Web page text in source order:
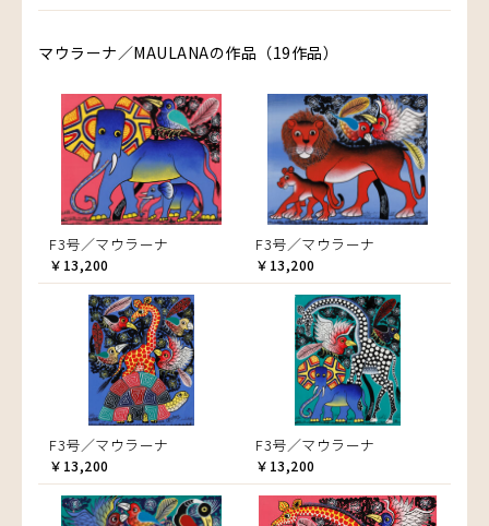
マウラーナ／MAULANAの作品（19作品）
F3号／マウラーナ
￥13,200
F3号／マウラーナ
￥13,200
F3号／マウラーナ
￥13,200
F3号／マウラーナ
￥13,200